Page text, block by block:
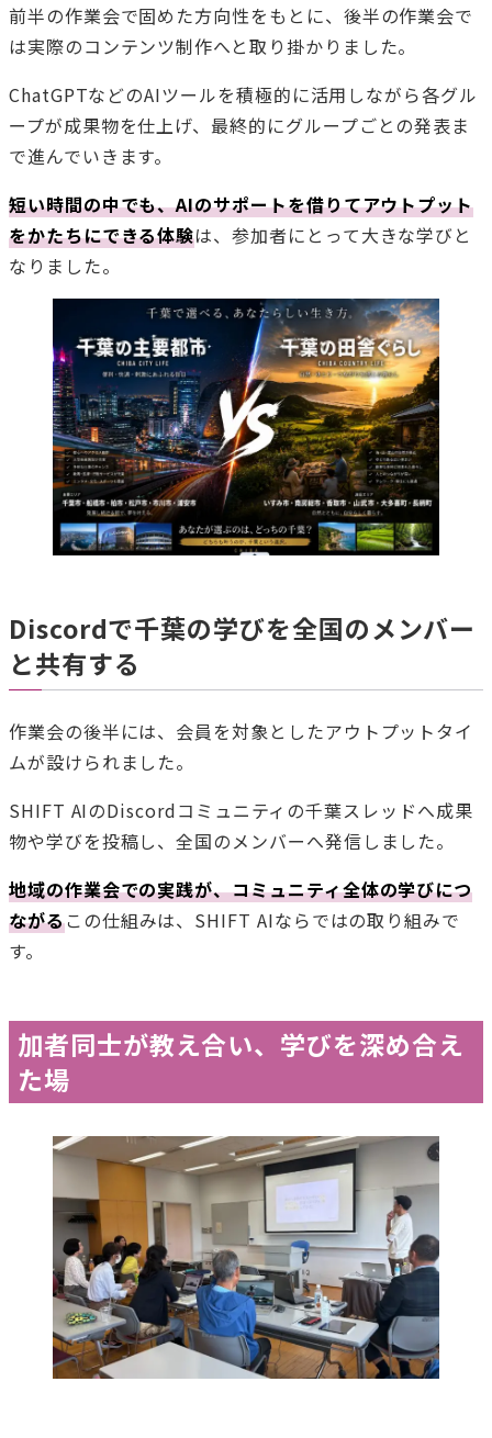
前半の作業会で固めた方向性をもとに、後半の作業会で
は実際のコンテンツ制作へと取り掛かりました。
ChatGPTなどのAIツールを積極的に活用しながら各グル
ープが成果物を仕上げ、最終的にグループごとの発表ま
で進んでいきます。
短い時間の中でも、AIのサポートを借りてアウトプット
をかたちにできる体験は、参加者にとって大きな学びと
なりました。
Discordで千葉の学びを全国のメンバー
と共有する
作業会の後半には、会員を対象としたアウトプットタイ
ムが設けられました。
SHIFT AIのDiscordコミュニティの千葉スレッドへ成果
物や学びを投稿し、全国のメンバーへ発信しました。
地域の作業会での実践が、コミュニティ全体の学びにつ
ながるこの仕組みは、SHIFT AIならではの取り組みで
す。
加者同士が教え合い、学びを深め合え
た場